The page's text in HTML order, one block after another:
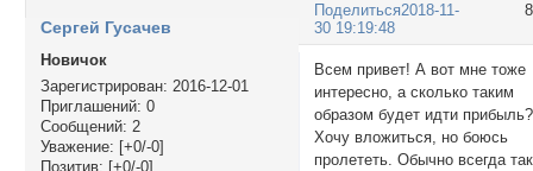
Поделиться2018-11-
30 19:19:48
Сергей Гусачев
Новичок
Зарегистрирован: 2016-12-01
Приглашений: 0
Сообщений: 2
Уважение: [+0/-0]
Позитив: [+0/-0]
Всем привет! А вот мне тоже
интересно, а сколько таким
образом будет идти прибыль?
Хочу вложиться, но боюсь
пролететь. Обычно всегда так